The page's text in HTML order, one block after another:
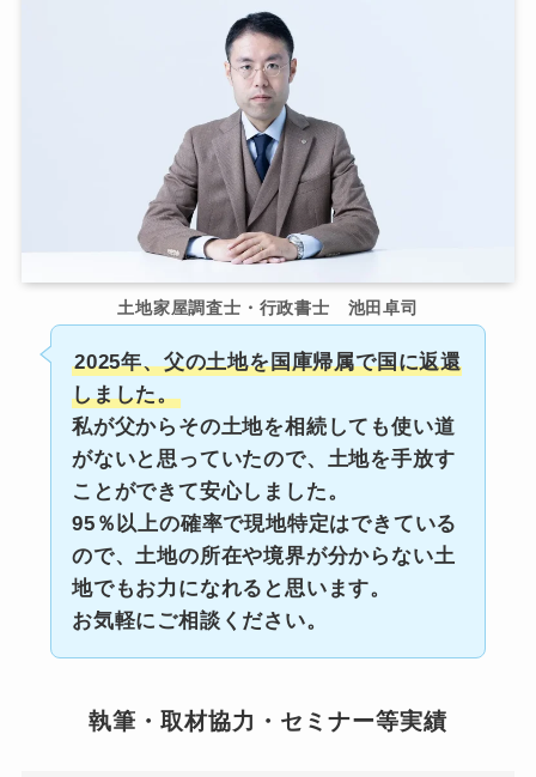
土地家屋調査士・行政書士 池田卓司
2025年、父の土地を国庫帰属で国に返還
しました。
私が父からその土地を相続しても使い道
がないと思っていたので、土地を手放す
ことができて安心しました。
95％以上の確率で現地特定はできている
ので、土地の所在や境界が分からない土
地でもお力になれると思います。
お気軽にご相談ください。
執筆・取材協力・セミナー等実績